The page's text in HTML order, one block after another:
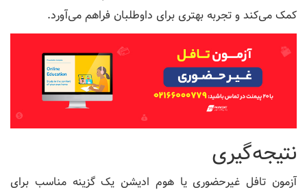
کمک می‌کند و تجربه بهتری برای داوطلبان فراهم می‌آورد.
نتیجه‌گیری
آزمون تافل غیرحضوری یا هوم ادیشن یک گزینه مناسب برای